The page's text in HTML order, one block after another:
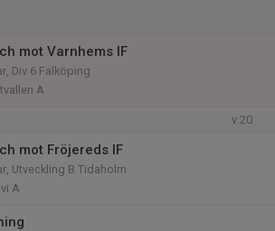
mot Varnhems IF
Div 6 Falköping
A
v.20
mot Fröjereds IF
Utveckling B Tidaholm
A